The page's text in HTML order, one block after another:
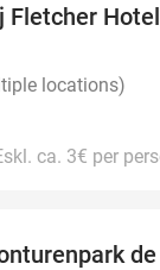
Fletcher
locations)
ca. 3€ per